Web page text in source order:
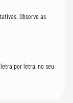
Observe as
por letra, no seu